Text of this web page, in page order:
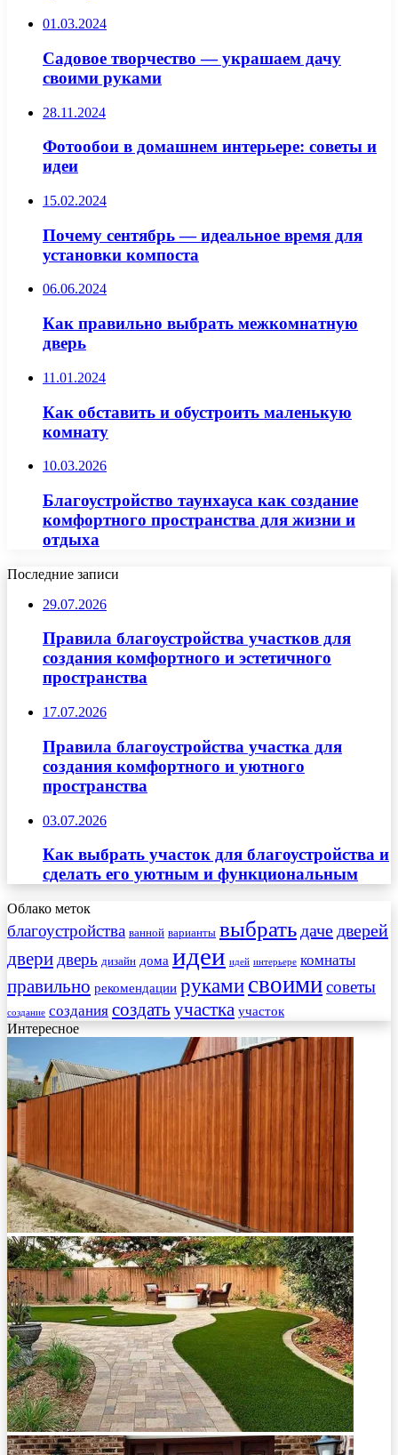
01.03.2024
Садовое творчество — украшаем дачу
своими руками
28.11.2024
Фотообои в домашнем интерьере: советы и
идеи
15.02.2024
Почему сентябрь — идеальное время для
установки компоста
06.06.2024
Как правильно выбрать межкомнатную
дверь
11.01.2024
Как обставить и обустроить маленькую
комнату
10.03.2026
Благоустройство таунхауса как создание
комфортного пространства для жизни и
отдыха
Последние записи
29.07.2026
Правила благоустройства участков для
создания комфортного и эстетичного
пространства
17.07.2026
Правила благоустройства участка для
создания комфортного и уютного
пространства
03.07.2026
Как выбрать участок для благоустройства и
сделать его уютным и функциональным
Облако меток
благоустройства ванной варианты выбрать даче дверей
двери дверь дизайн дома идеи идей интерьере комнаты
правильно рекомендации руками своимисоветы
создание создания создать участка участок
Интересное